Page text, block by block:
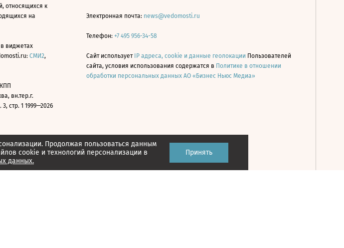
Продолжая пользоваться данным
cookie и технологий персонализации в
данных.
Принять
относящихся к
на
виджетах
СМИ2,
вн.тер.г.
стр. 1 1999—2026
Электронная почта: news@vedomosti.ru
Телефон: +7 495 956-34-58
Сайт использует IP адреса, cookie и данные геолокации Пользователей
сайта, условия использования содержатся в Политике в отношении
обработки персональных данных АО «Бизнес Ньюс Медиа»